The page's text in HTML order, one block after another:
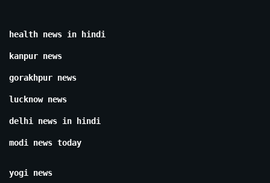
health news in hindi
kanpur news
gorakhpur news
lucknow news
delhi news in hindi
modi news today
yogi news